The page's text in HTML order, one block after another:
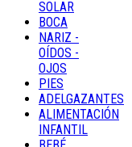
SOLAR
BOCA
NARIZ -
OÍDOS -
OJOS
PIES
ADELGAZANTES
ALIMENTACIÓN
INFANTIL